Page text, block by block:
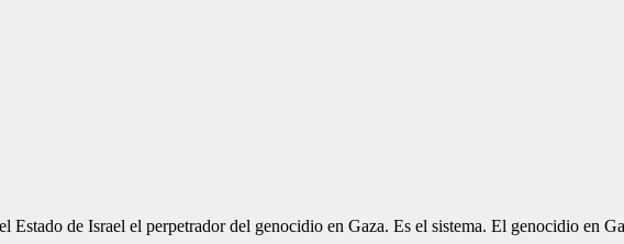
de Israel el perpetrador del genocidio en Gaza. Es el sistema. El genocidio en